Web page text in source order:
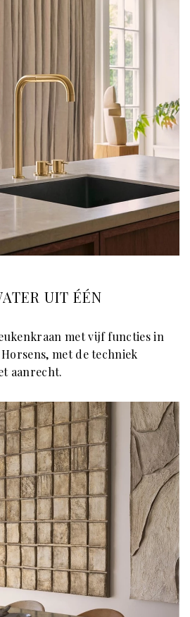
UIT ÉÉN
met vijf functies in
met de techniek
aanrecht.